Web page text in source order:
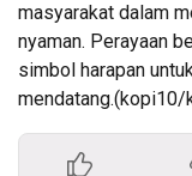
masyarakat dalam
nyaman. Perayaan
simbol harapan